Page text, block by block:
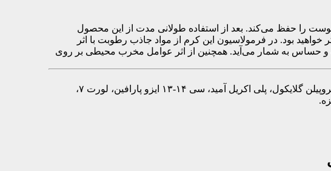
را حفظ می‌کند. بعد از استفاده طولانی مدت از این محصول
بود. در فرمولاسیون این کرم از مواد جاذب رطوبت با اثر
حساس به شمار می‌آید. همچنین از اثر عوامل مخرب محیطی بر روی
گلسیرین، ستئاریل الکل، گلیسیریل استئارات، پی ای جی ۱۰۰ استئارات، پارافین مایع، پترولاتوم، تری پلارگونین، پروپیلن گلایکول، پلی اکریل آمید، سی ۱۴-۱۳ ایزو پارافین، لورت ۷،